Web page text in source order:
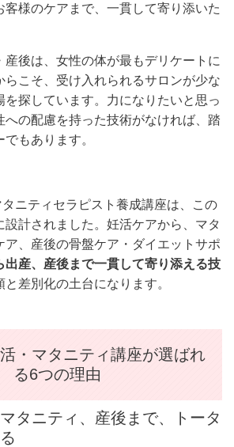
客様のケアまで、一貫して寄り添いた
産後は、女性の体が最もデリケートに
らこそ、受け入れられるサロンが少な
を探しています。力になりたいと思っ
への配慮を持った技術がなければ、踏
もあります。
ニティセラピスト養成講座は、この
計されました。妊活ケアから、マタ
ア、産後の骨盤ケア・ダイエットサポ
出産、産後まで一貫して寄り添える技
差別化の土台になります。
・マタニティ講座が選ばれ
る6つの理由
タニティ、産後まで、トータ